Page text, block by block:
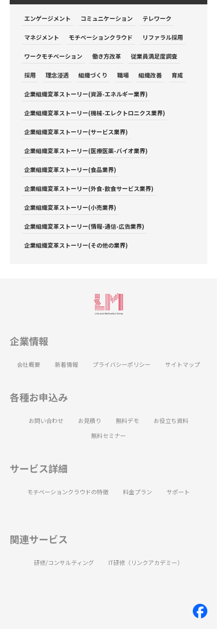
エンゲージメント コミュニケーション テレワーク
マネジメント モチベーションクラウド リファラル採用
ワークモチベーション 働き方改革 従業員満足度調査
採用 理念浸透 組織づくり 職場 組織改善 育成
企業組織変革ストーリー(資源-エネルギー業界)
企業組織変革ストーリー(機械-エレクトロニクス業界)
企業組織変革ストーリー(サービス業界)
企業組織変革ストーリー(医療医薬-バイオ業界)
企業組織変革ストーリー(食品業界)
企業組織変革ストーリー(外食-飲食サービス業界)
企業組織変革ストーリー(小売業界)
企業組織変革ストーリー(情報-通信-広告業界)
企業組織変革ストーリー(その他の業界)
企業情報
会社概要 新着情報 プライバシーポリシー サイトマップ
各種お申込み
お問い合わせ お見積り 無料デモ
お役立ち資料
無料セミナー
サービス詳細
モチベーションクラウドの特徴 料金プラン サポート
関連サービス
研修/コンサルティング IT研修（リンクアカデミー）